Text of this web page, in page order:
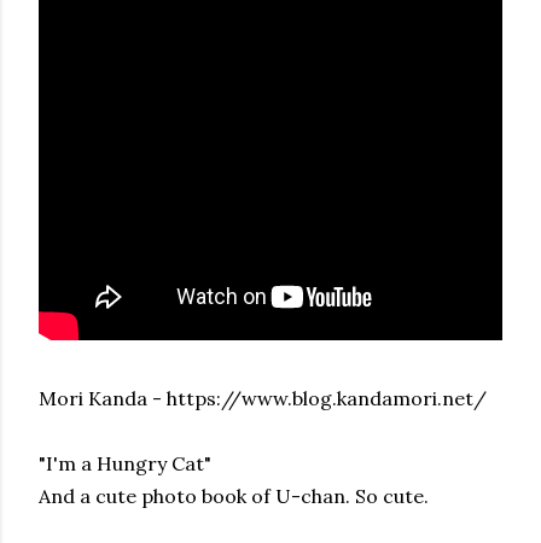
Mori Kanda - https://www.blog.kandamori.net/
"I'm a Hungry Cat"
And a cute photo book of U-chan. So cute.